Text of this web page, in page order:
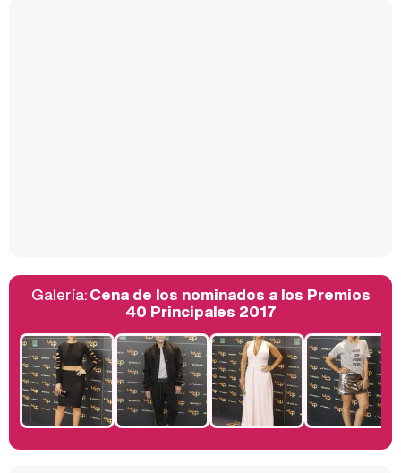
Belén Esteban: "Estoy emocionada, muy contenta y muy feliz por llegar a RTVE"
Manu Baqueiro: "Tuve como referente a Bruce Willis en 'Luz de Luna' para mi trabajo en la serie 'Perdiendo el juicio'"
Galería:Cena de los nominados a los Premios
40 Principales 2017